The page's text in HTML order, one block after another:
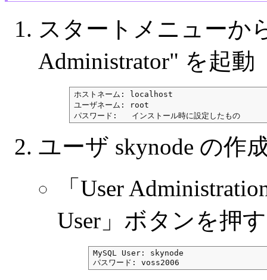
スタートメニューか
Administrator" を起動
ホストネーム: localhost
ユーザネーム: root
パスワード:   インストール時に設定したもの
ユーザ skynode の作
「User
User」ボタンを押
MySQL User: skynode
パスワード: voss2006